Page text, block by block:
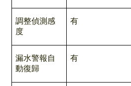
調整偵測感
度
有
漏水警報自
動復歸
有